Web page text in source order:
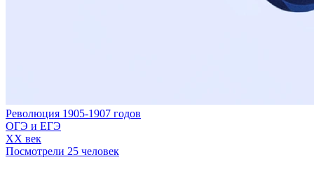
Революция 1905-1907 годов
ОГЭ и ЕГЭ
XX век
Посмотрели 25 человек